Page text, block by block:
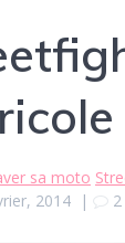
sa moto
2014 | 2